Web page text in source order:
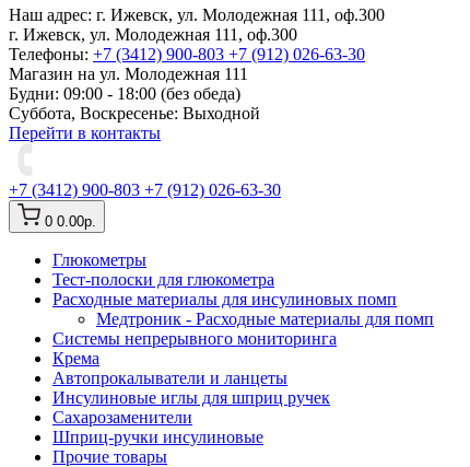
Наш адрес: г. Ижевск, ул. Молодежная 111, оф.300
г. Ижевск, ул. Молодежная 111, оф.300
Телефоны: +7 (3412) 900-803 +7 (912) 026-63-30
Магазин на ул. Молодежная 111
Будни: 09:00 - 18:00 (без обеда)
Суббота, Воскресенье: Выходной
Перейти в контакты
+7 (3412) 900-803 +7 (912) 026-63-30
0 0.00р.
Глюкометры
Тест-полоски для глюкометра
Расходные материалы для инсулиновых помп
Медтроник - Расходные материалы для помп
Системы непрерывного мониторинга
Крема
Автопрокалыватели и ланцеты
Инсулиновые иглы для шприц ручек
Сахарозаменители
Шприц-ручки инсулиновые
Прочие товары